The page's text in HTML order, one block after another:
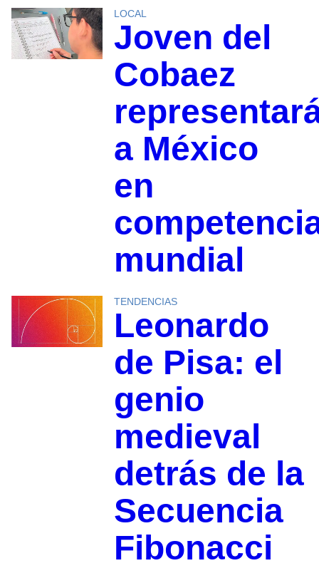
LOCAL
Joven del
Cobaez
a México
en
mundial
TENDENCIAS
Leonardo
de Pisa: el
genio
medieval
detrás de la
Secuencia
Fibonacci